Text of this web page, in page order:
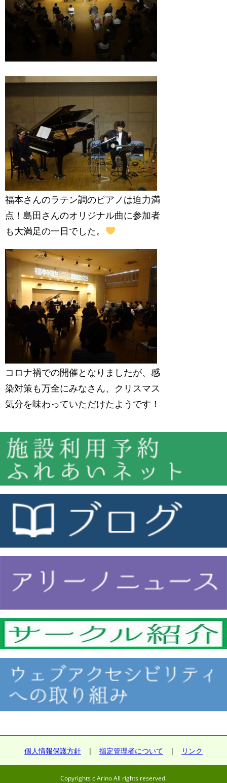
福本さんのラテン調のピアノは迫力満
点！島田さんのオリジナル曲に参加者
も大満足の一日でした。
コロナ禍での開催となりましたが、感
染対策も万全にみなさん、クリスマス
気分を味わっていただけたようです！
個人情報保護方針 | 指定管理者について | リンク
Copyrights c Arino All rights reserved.